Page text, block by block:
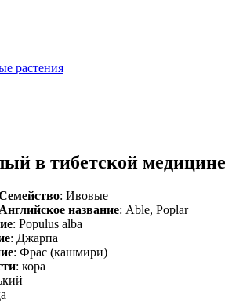
растения
в тибетской медицине
: Ивовые
Английское название: Able, Poplar
: Populus alba
: Джарпа
: Фрас (кашмири)
: кора